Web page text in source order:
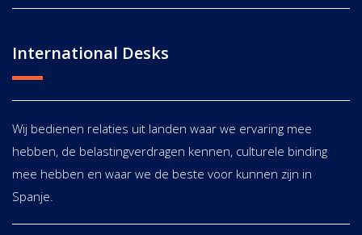
International Desks
Wij bedienen relaties uit landen waar we ervaring mee
hebben, de belastingverdragen kennen, culturele binding
mee hebben en waar we de beste voor kunnen zijn in
Spanje.